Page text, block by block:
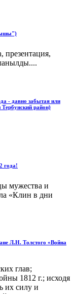
презентация,
- давно забытая или
Тербунский район)
года!
мужества и
«Клин в дни
Л.Н. Толстого «Война
глав;
1812 г.; исходя
их силу и